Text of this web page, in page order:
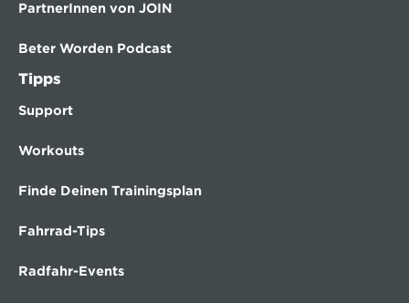
PartnerInnen von JOIN
Beter Worden Podcast
Tipps
Support
Workouts
Finde Deinen Trainingsplan
Fahrrad-Tips
Radfahr-Events